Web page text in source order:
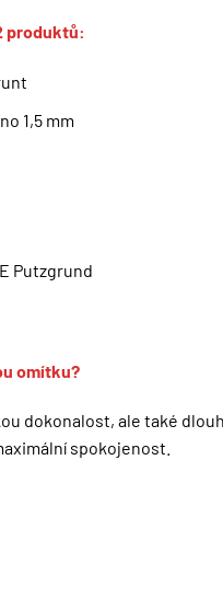
produktů:
1,5 mm
Putzgrund
omítku?
dokonalost, ale také
spokojenost.